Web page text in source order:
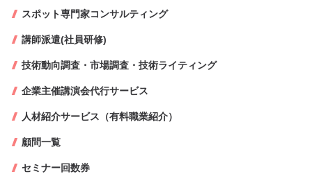
スポット専門家コンサルティング
講師派遣(社員研修)
技術動向調査・市場調査・技術ライティング
企業主催講演会代行サービス
人材紹介サービス（有料職業紹介）
顧問一覧
セミナー回数券